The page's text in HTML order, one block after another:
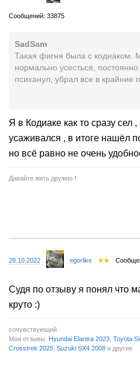
Сообщений: 33875
SadSam
Такая фигня была с кодиаком.
нормально усесться,
психанул, убрал все в крайние
Я в Кодиаке как то сразу сел
усаживался , в итоге нашёл
но всё равно не очень
Давайте жить дружно !
28.10.2022 egorlike
Судя по отзыву я понял что
круто :)
сочувствующий
Мои отзывы: Hyundai Elantra 2023 Toyota
Crosstrek 2025 Suzuki SX4 2008 и другие